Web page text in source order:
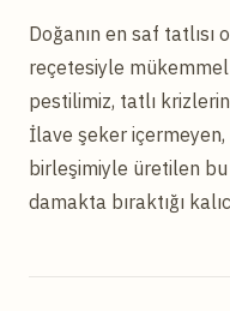
Doğanın en saf
reçetesiyle
pestilimiz, tatlı
İlave şeker
birleşimiyle üretilen
damakta bıraktığı